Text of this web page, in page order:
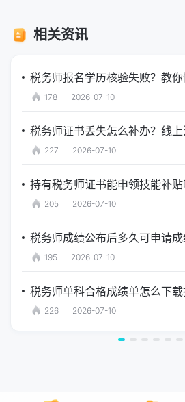
相关资讯
税务师报名学历核验失败？教
178 2026-07-10
税务师证书丢失怎么补办？线
227 2026-07-10
持有税务师证书能申领技能补
205 2026-07-10
税务师成绩公布后多久可申请成
195 2026-07-10
税务师单科合格成绩单怎么下载
226 2026-07-10